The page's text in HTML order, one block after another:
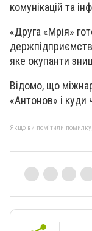
комунікацій та
«Друга «Мрія»
яке окупанти
Відомо, що
«Антонов» і куди
Якщо ви помітили помилку,